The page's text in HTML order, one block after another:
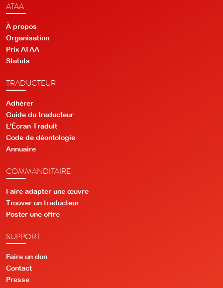
ATAA
À propos
Organisation
Prix ATAA
Statuts
TRADUCTEUR
Adhérer
Guide du traducteur
L'Écran Traduit
Code de déontologie
Annuaire
COMMANDITAIRE
Faire adapter une œuvre
Trouver un traducteur
Poster une offre
SUPPORT
Faire un don
Contact
Presse